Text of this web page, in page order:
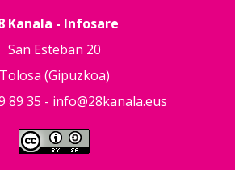
Kanala - Infosare
San Esteban 20
Tolosa (Gipuzkoa)
89 35 - info@28kanala.eus